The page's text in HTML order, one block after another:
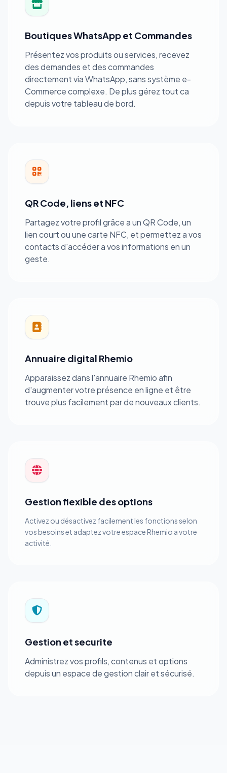
Boutiques WhatsApp et Commandes
Présentez vos produits ou services, recevez
des demandes et des commandes
directement via WhatsApp, sans système e-
Commerce complexe. De plus gérez tout ca
depuis votre tableau de bord.
QR Code, liens et NFC
Partagez votre profil grâce a un QR Code, un
lien court ou une carte NFC, et permettez a vos
contacts d'accéder a vos informations en un
geste.
Annuaire digital Rhemio
Apparaissez dans l'annuaire Rhemio afin
d'augmenter votre présence en ligne et être
trouve plus facilement par de nouveaux clients.
Gestion flexible des options
Activez ou désactivez facilement les fonctions selon
vos besoins et adaptez votre espace Rhemio a votre
activité.
Gestion et securite
Administrez vos profils, contenus et options
depuis un espace de gestion clair et sécurisé.